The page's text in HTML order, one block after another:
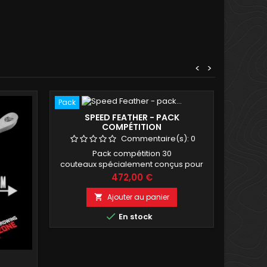
>
<
Pack
SPEED FEATHER - PACK
COMPÉTITION
Commentaire(s): 0
Pack compétition 30
couteaux spécialement conçus pour
l'épreuve de lancer rapidité par le
lanceur Batisto.
Prix
472,00 €
 Ajouter au panier
 En stock